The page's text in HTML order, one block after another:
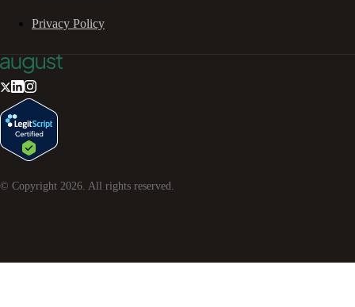
Privacy Policy
© Copyright 2026. All rights reserved.